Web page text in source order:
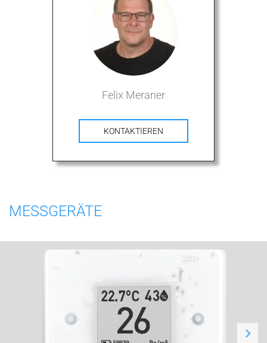
Felix Meraner
KONTAKTIEREN
MESSGERÄTE